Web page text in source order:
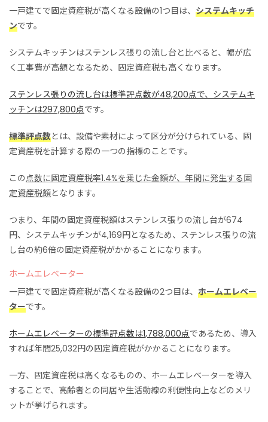
一戸建てで固定資産税が高くなる設備の1つ目は、 システムキッチ
ンです。
システムキッチンはステンレス張りの流し台と比べると、幅が広
く工事費が高額となるため、固定資産税も高くなります。
ステンレス張りの流し台は標準評点数が48,200点で、システムキ
ッチンは297,800点です。
標準評点数とは、設備や素材によって区分が分けられている、固
定資産税を計算する際の一つの指標のことです。
この点数に固定資産税率1.4%を乗じた金額が、年間に発生する固
定資産税額となります。
つまり、年間の固定資産税額はステンレス張りの流し台が674
円、システムキッチンが4,169円となるため、ステンレス張りの流
し台の約6倍の固定資産税がかかることになります。
ホームエレベーター
一戸建てで固定資産税が高くなる設備の2つ目は、 ホームエレベー
ターです。
ホームエレベーターの標準評点数は1,788,000点であるため、導入
すれば年間25,032円の固定資産税がかかることになります。
一方、固定資産税は高くなるものの、ホームエレベーターを導入
することで、高齢者との同居や生活動線の利便性向上などのメリ
ットが挙げられます。